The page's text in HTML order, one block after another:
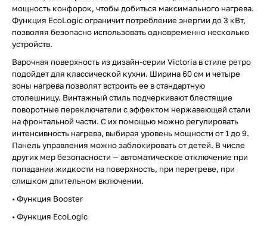
мощность конфорок, чтобы добиться максимального нагрева.
Функция EcoLogic ограничит потребление энергии до 3 кВт,
позволяя безопасно использовать одновременно несколько
устройств.
Варочная поверхность из дизайн-серии Victoria в стиле ретро
подойдет для классической кухни. Ширина 60 см и четыре
зоны нагрева позволят встроить ее в стандартную
столешницу. Винтажный стиль подчеркивают блестящие
поворотные переключатели с эффектом нержавеющей стали
на фронтальной части. С их помощью можно регулировать
интенсивность нагрева, выбирая уровень мощности от 1 до 9.
Панель управления можно заблокировать от детей. В числе
других мер безопасности — автоматическое отключение при
попадании жидкости на поверхность, при перегреве, при
слишком длительном включении.
• Функция Booster
• Функция EcoLogic